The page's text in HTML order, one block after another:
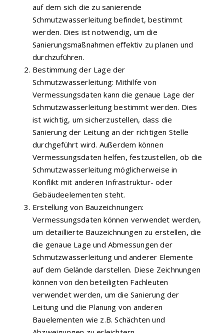
auf dem sich die zu sanierende
Schmutzwasserleitung befindet, bestimmt
werden. Dies ist notwendig, um die
Sanierungsmaßnahmen effektiv zu planen und
durchzuführen.
Bestimmung der Lage der
Schmutzwasserleitung: Mithilfe von
Vermessungsdaten kann die genaue Lage der
Schmutzwasserleitung bestimmt werden. Dies
ist wichtig, um sicherzustellen, dass die
Sanierung der Leitung an der richtigen Stelle
durchgeführt wird. Außerdem können
Vermessungsdaten helfen, festzustellen, ob die
Schmutzwasserleitung möglicherweise in
Konflikt mit anderen Infrastruktur- oder
Gebäudeelementen steht.
Erstellung von Bauzeichnungen:
Vermessungsdaten können verwendet werden,
um detaillierte Bauzeichnungen zu erstellen, die
die genaue Lage und Abmessungen der
Schmutzwasserleitung und anderer Elemente
auf dem Gelände darstellen. Diese Zeichnungen
können von den beteiligten Fachleuten
verwendet werden, um die Sanierung der
Leitung und die Planung von anderen
Bauelementen wie z.B. Schächten und